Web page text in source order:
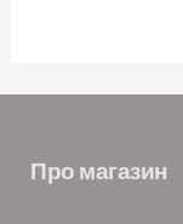
Про магазин